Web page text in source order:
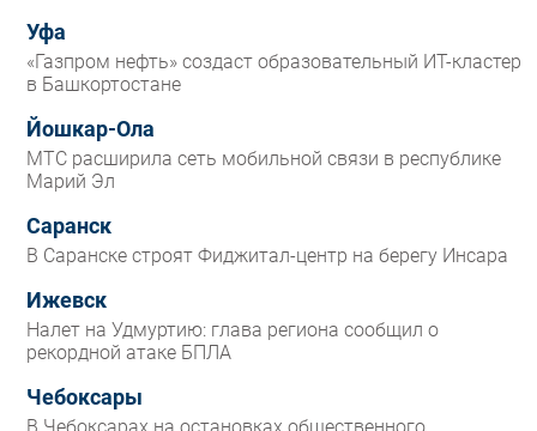
Уфа
«Газпром нефть» создаст образовательный ИТ-кластер
в Башкортостане
Йошкар-Ола
МТС расширила сеть мобильной связи в республике
Марий Эл
Саранск
В Саранске строят Фиджитал-центр на берегу Инсара
Ижевск
Налет на Удмуртию: глава региона сообщил о
рекордной атаке БПЛА
Чебоксары
В Чебоксарах на остановках общественного